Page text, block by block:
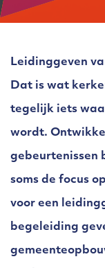
Leidinggeven
Dat is wat
tegelijk iets
wordt.
gebeurtenissen
soms de focus
voor een
begeleiding